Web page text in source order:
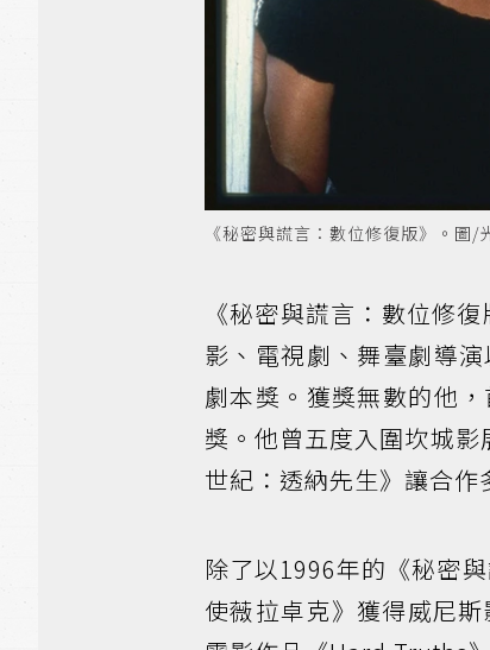
《秘密與謊言：數位修復版》。圖/
《秘密與謊言：數位修
影、電視劇、舞臺劇導
劇本獎。獲獎無數的他
獎。他曾五度入圍坎城
世紀：透納先生》讓合
除了以1996年的《秘密
使薇拉卓克》獲得威尼